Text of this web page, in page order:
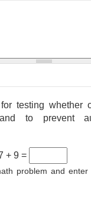
testing whether
to prevent
+ 9 =
problem and